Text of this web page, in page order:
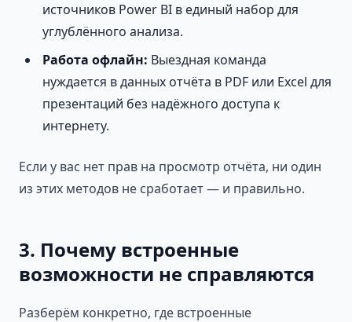
источников Power BI в единый набор для
углублённого анализа.
Работа офлайн: Выездная команда
нуждается в данных отчёта в PDF или Excel для
презентаций без надёжного доступа к
интернету.
Если у вас нет прав на просмотр отчёта, ни один
из этих методов не сработает — и правильно.
3. Почему встроенные
возможности не справляются
Разберём конкретно, где встроенные